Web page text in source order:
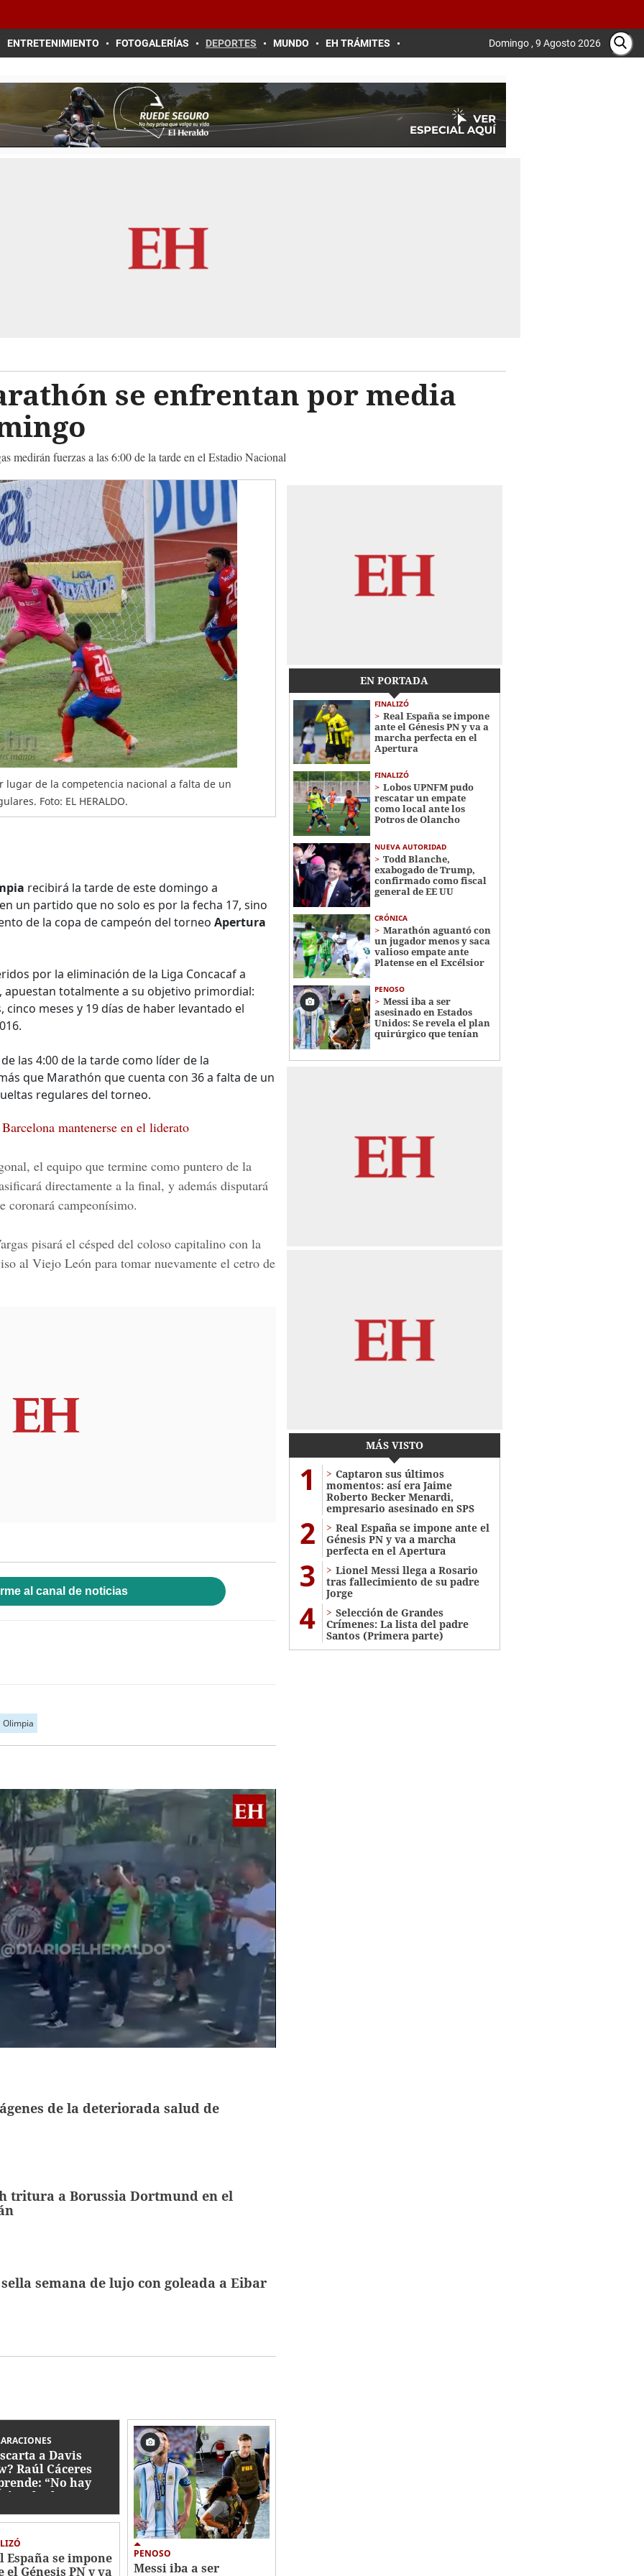
ENTRETENIMIENTO FOTOGALERÍAS DEPORTES MUNDO EH TRÁMITES Domingo , 9 Agosto 2026
se enfrentan por media
medirán fuerzas a las 6:00 de la tarde en el Estadio Nacional
de la competencia nacional a falta de un
Foto: EL HERALDO.
recibirá la tarde de este domingo a
un partido que no solo es por la fecha 17, sino
de la copa de campeón del torneo Apertura
por la eliminación de la Liga Concacaf a
apuestan totalmente a su objetivo primordial:
meses y 19 días de haber levantado el
las 4:00 de la tarde como líder de la
que Marathón que cuenta con 36 a falta de un
regulares del torneo.
mantenerse en el liderato
el equipo que termine como puntero de la
directamente a la final, y además disputará
coronará campeonísimo.
pisará el césped del coloso capitalino con la
al Viejo León para tomar nuevamente el cetro de
al canal de noticias
Olimpia
de la deteriorada salud de
tritura a Borussia Dortmund en el
semana de lujo con goleada a Eibar
a Davis
Raúl Cáceres
“No hay
tiktoker”
España se impone
el Génesis PN y va
PENOSO
Messi iba a ser
EN PORTADA
FINALIZÓ
Real España se impone
ante el Génesis PN y va a
marcha perfecta en el
Apertura
FINALIZÓ
Lobos UPNFM pudo
rescatar un empate
como local ante los
Potros de Olancho
NUEVA AUTORIDAD
Todd Blanche,
exabogado de Trump,
confirmado como fiscal
general de EE UU
CRÓNICA
Marathón aguantó con
un jugador menos y saca
valioso empate ante
Platense en el Excélsior
PENOSO
Messi iba a ser
asesinado en Estados
Unidos: Se revela el plan
quirúrgico que tenían
MÁS VISTO
1
Captaron sus últimos
momentos: así era Jaime
Roberto Becker Menardi​​​,
empresario asesinado en SPS
2
Real España se impone ante el
Génesis PN y va a marcha
perfecta en el Apertura
3
Lionel Messi llega a Rosario
tras fallecimiento de su padre
Jorge
4
Selección de Grandes
Crímenes: La lista del padre
Santos (Primera parte)